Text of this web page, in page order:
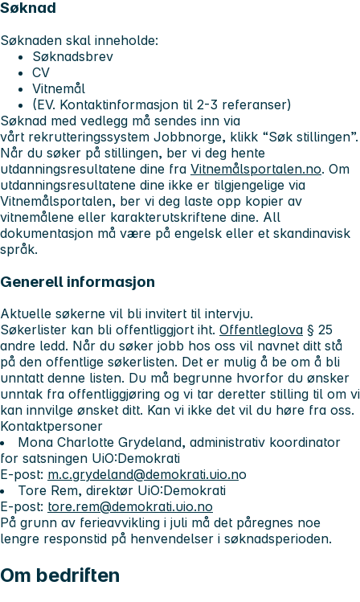
Søknad
Søknaden skal inneholde:
Søknadsbrev
CV
Vitnemål
(EV. Kontaktinformasjon til 2-3 referanser)
Søknad med vedlegg må sendes inn via
vårt rekrutteringssystem Jobbnorge, klikk “Søk stillingen”.
Når du søker på stillingen, ber vi deg hente
utdanningsresultatene dine fra Vitnemålsportalen.no. Om
utdanningsresultatene dine ikke er tilgjengelige via
Vitnemålsportalen, ber vi deg laste opp kopier av
vitnemålene eller karakterutskriftene dine. All
dokumentasjon må være på engelsk eller et skandinavisk
språk.
Generell informasjon
Aktuelle søkerne vil bli invitert til intervju.
Søkerlister kan bli offentliggjort iht. Offentleglova § 25
andre ledd. Når du søker jobb hos oss vil navnet ditt stå
på den offentlige søkerlisten. Det er mulig å be om å bli
unntatt denne listen. Du må begrunne hvorfor du ønsker
unntak fra offentliggjøring og vi tar deretter stilling til om vi
kan innvilge ønsket ditt. Kan vi ikke det vil du høre fra oss.
Kontaktpersoner
Mona Charlotte Grydeland, administrativ koordinator
for satsningen UiO:Demokrati
E-post: m.c.grydeland@demokrati.uio.no
Tore Rem, direktør UiO:Demokrati
E-post: tore.rem@demokrati.uio.no
På grunn av ferieavvikling i juli må det påregnes noe
lengre responstid på henvendelser i søknadsperioden.
Om bedriften